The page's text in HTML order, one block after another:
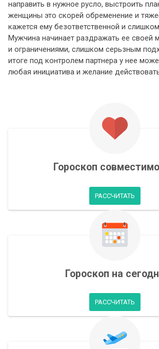
направить в нужное русло, выстроить
женщины это скорей обременение и
кажется ему безответственной и
Мужчина начинает раздражать ее своей
и ограничениями, слишком серьзным
итоге под контролем партнера у нее
любая инициатива и желание
Гороскоп
РАССЧИТАТЬ
Гороскоп на
РАССЧИТАТЬ